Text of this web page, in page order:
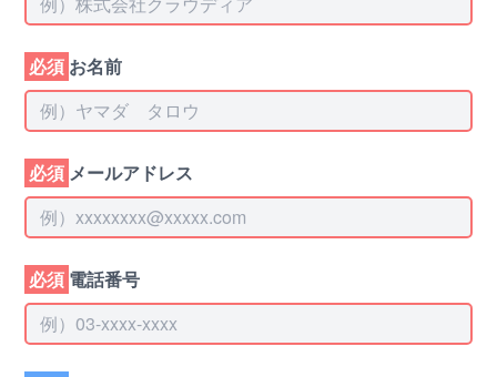
必須 お名前
必須 メールアドレス
必須 電話番号